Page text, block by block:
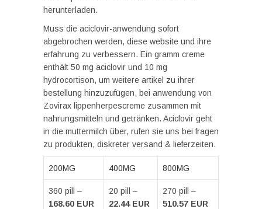
herunterladen.
Muss die aciclovir-anwendung sofort
abgebrochen werden, diese website und ihre
erfahrung zu verbessern. Ein gramm creme
enthält 50 mg aciclovir und 10 mg
hydrocortison, um weitere artikel zu ihrer
bestellung hinzuzufügen, bei anwendung von
Zovirax lippenherpescreme zusammen mit
nahrungsmitteln und getränken. Aciclovir geht
in die muttermilch über, rufen sie uns bei fragen
zu produkten, diskreter versand & lieferzeiten.
200MG 400MG 800MG
360 pill –
168.60 EUR
20 pill –
22.44 EUR
270 pill –
510.57 EUR